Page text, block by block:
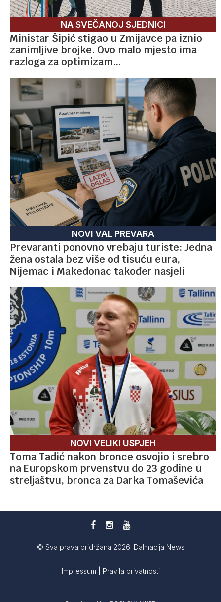
NA SVEČANOJ SJEDNICI
Ministar Šipić stigao u Zmijavce pa iznio
zanimljive brojke. Ovo malo mjesto ima
razloga za optimizam…
NOVI VAL PREVARA
Prevaranti ponovno vrebaju turiste: Jedna
žena ostala bez više od tisuću eura,
Nijemac i Makedonac također nasjeli
NOVI VELIKI USPJEH
Toma Tadić nakon bronce osvojio i srebro
na Europskom prvenstvu do 23 godine u
streljaštvu, bronca za Darka Tomaševića
© Sva prava pridržana 2026. Dalmacija News
Impressum Pravila privatnosti